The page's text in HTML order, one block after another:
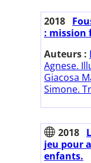
2018
: mission
Auteurs :
Agnese.
Giacosa
Simone.
2018
jeu pour
enfants.